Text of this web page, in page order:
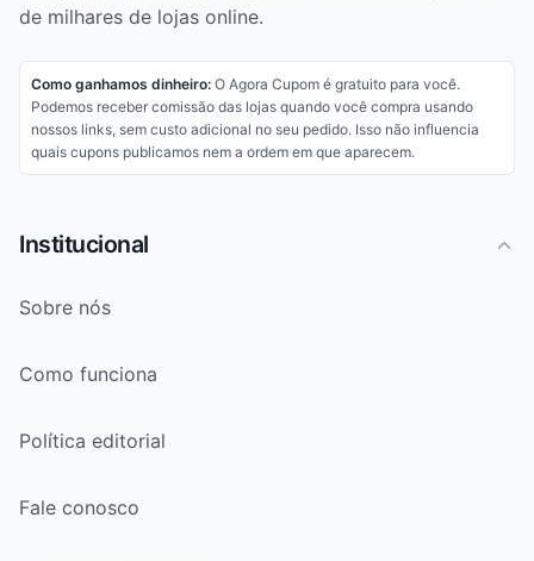
de milhares de lojas online.
Como ganhamos dinheiro:O Agora Cupom é gratuito para você.
Podemos receber comissão das lojas quando você compra usando
nossos links, sem custo adicional no seu pedido. Isso não influencia
quais cupons publicamos nem a ordem em que aparecem.
Institucional
Sobre nós
Como funciona
Política editorial
Fale conosco